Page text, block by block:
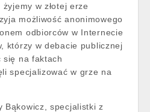
żyjemy w złotej erze
możliwość anonimowego
odbiorców w Internecie
którzy w debacie publicznej
się na faktach
specjalizować w grze na
Bąkowicz, specjalistki z